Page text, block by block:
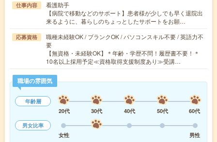
仕事内容
看護助手
【病院で移動などのサポート】患者様が少しでも早く退院出
来るように、暮らしのちょっとしたサポートをお願…
応募資格
職種未経験OK / ブランクOK / パソコンスキル不要 / 英語力不
要
【無資格・未経験OK】＊年齢・学歴不問！履歴書不要！＊
10名以上採用予定≪資格取得支援制度あり≫受講…
職場の雰囲気
年齢層
20代
30代 40代 50代
60代
男女比率
女性
男性